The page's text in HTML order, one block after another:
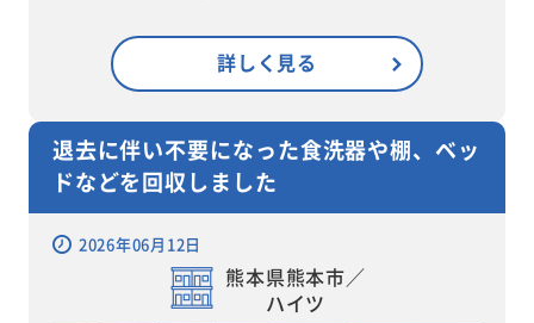
詳しく見る
退去に伴い不要になった食洗器や棚、ベッ
ドなどを回収しました
2026年06月12日
熊本県熊本市／
ハイツ